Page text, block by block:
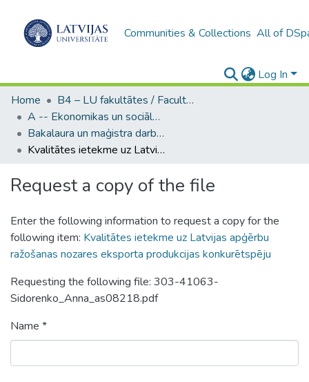
Communities & Collections All of
Log In
Home
B4 – LU fakultātes / Faculties of the UL
A -- Ekonomikas un sociālo zinātņu fakultāte / Faculty of Economics and Social Sciences
Bakalaura un maģistra darbi (ESZF) / Bachelor's and Master's theses
Kvalitātes ietekme uz Latvijas apģērbu ražošanas nozares eksporta produkcijas konkurētspēju
Request a copy of the file
Enter the following information to request a copy for the
following item: Kvalitātes ietekme uz Latvijas apģērbu
ražošanas nozares eksporta produkcijas konkurētspēju
Requesting the following file: 303-41063-
Sidorenko_Anna_as08218.pdf
Name *